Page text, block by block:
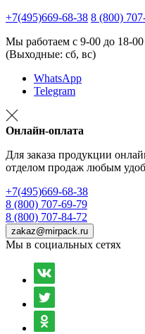
+7(495)669-68-38 8 (800)
Мы работаем с 9-00 до 18-
(Выходные: сб, вс)
WhatsApp
Telegram
Онлайн-оплата
Для заказа продукции
отделом продаж любым
+7(495)669-68-38
8 (800) 707-69-79
8 (800) 707-84-72
zakaz@mirpack.ru
Мы в социальных сетях